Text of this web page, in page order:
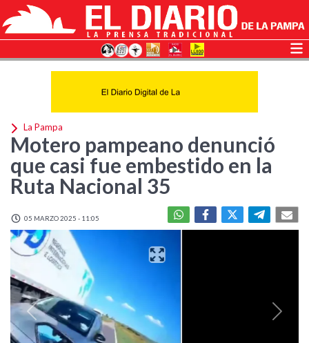
La Pampa
Motero pampeano denunció
que casi fue embestido en la
Ruta Nacional 35
05 MARZO 2025 - 11:05
Previous Next